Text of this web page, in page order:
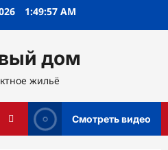
1:49:58 AM
дом
жильё
Смотреть видео